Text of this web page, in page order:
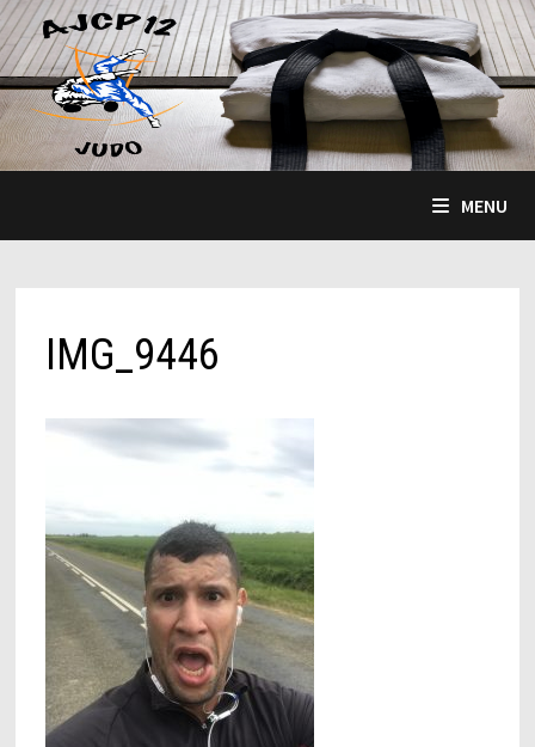
Passer
au
contenu
MENU
IMG_9446